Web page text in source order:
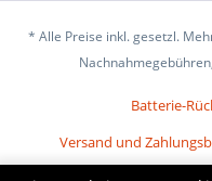
* Alle Preise inkl. gesetzl.
Batterie-
Versand und